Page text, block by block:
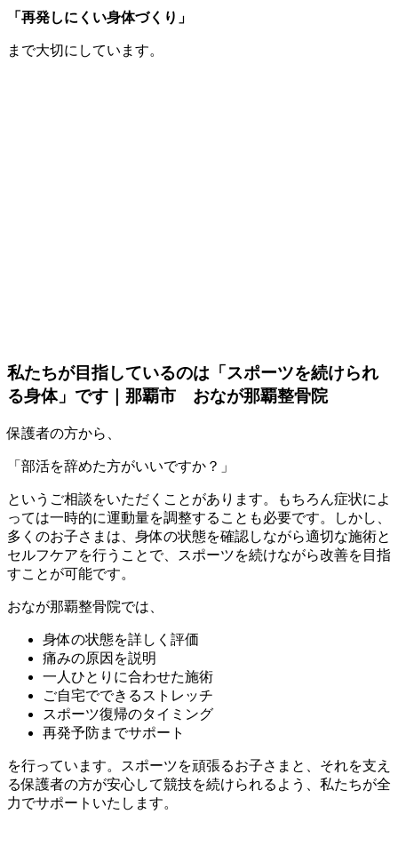
「再発しにくい身体づくり」
まで大切にしています。
私たちが目指しているのは「スポーツを続けられ
る身体」です｜那覇市 おなが那覇整骨院
保護者の方から、
「部活を辞めた方がいいですか？」
というご相談をいただくことがあります。もちろん症状によ
っては一時的に運動量を調整することも必要です。しかし、
多くのお子さまは、身体の状態を確認しながら適切な施術と
セルフケアを行うことで、スポーツを続けながら改善を目指
すことが可能です。
おなが那覇整骨院では、
身体の状態を詳しく評価
痛みの原因を説明
一人ひとりに合わせた施術
ご自宅でできるストレッチ
スポーツ復帰のタイミング
再発予防までサポート
を行っています。スポーツを頑張るお子さまと、それを支え
る保護者の方が安心して競技を続けられるよう、私たちが全
力でサポートいたします。